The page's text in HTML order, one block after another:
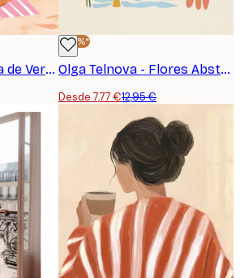
Sabina Fenn - Playa de Verano Póster
-40%*
Olga Telnova - Flores Abstractas Póster
Desde 7,77 €12,95 €